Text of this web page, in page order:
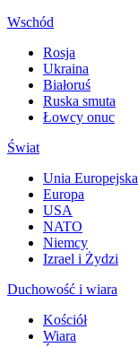
Wschód
Rosja
Ukraina
Białoruś
Ruska smuta
Łowcy onuc
Świat
Unia Europejska
Europa
USA
NATO
Niemcy
Izrael i Żydzi
Duchowość i wiara
Kościół
Wiara